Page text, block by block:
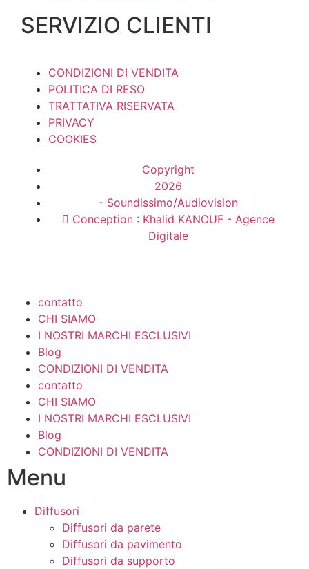
SERVIZIO CLIENTI
CONDIZIONI DI VENDITA
POLITICA DI RESO
TRATTATIVA RISERVATA
PRIVACY
COOKIES
Copyright
2026
- Soundissimo/Audiovision
Conception : Khalid KANOUF - Agence
Digitale
contatto
CHI SIAMO
I NOSTRI MARCHI ESCLUSIVI
Blog
CONDIZIONI DI VENDITA
contatto
CHI SIAMO
I NOSTRI MARCHI ESCLUSIVI
Blog
CONDIZIONI DI VENDITA
Menu
Diffusori
Diffusori da parete
Diffusori da pavimento
Diffusori da supporto